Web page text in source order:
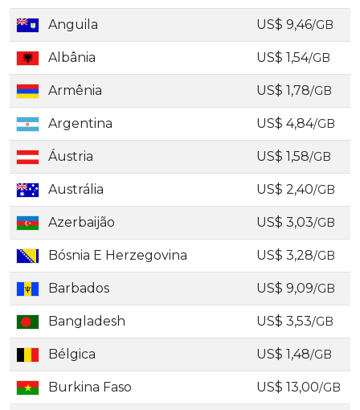
Anguila US$ 9,46/GB
Albânia US$ 1,54/GB
Armênia US$ 1,78/GB
Argentina US$ 4,84/GB
Áustria US$ 1,58/GB
Austrália US$ 2,40/GB
Azerbaijão US$ 3,03/GB
Bósnia E Herzegovina US$ 3,28/GB
Barbados US$ 9,09/GB
Bangladesh US$ 3,53/GB
Bélgica US$ 1,48/GB
Burkina Faso US$ 13,00/GB